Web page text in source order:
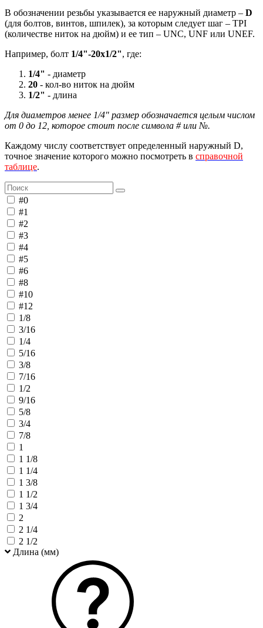
В обозначении резьбы указывается ее наружный диаметр – D
(для болтов, винтов, шпилек), за которым следует шаг – TPI
(количестве ниток на дюйм) и ее тип – UNC, UNF или UNEF.
Например, болт 1/4"-20х1/2", где:
1/4" - диаметр
20 - кол-во ниток на дюйм
1/2" - длина
Для диаметров менее 1/4" размер обозначается целым числом
от 0 до 12, которое стоит после символа # или №.
Каждому числу соответствует определенный наружный D,
точное значение которого можно посмотреть в справочной
таблице.
#0
#1
#2
#3
#4
#5
#6
#8
#10
#12
1/8
3/16
1/4
5/16
3/8
7/16
1/2
9/16
5/8
3/4
7/8
1
1 1/8
1 1/4
1 3/8
1 1/2
1 3/4
2
2 1/4
2 1/2
Длина (мм)